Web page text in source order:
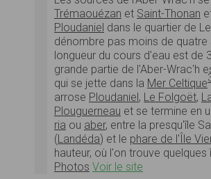
Trémaouézan et Saint-Thonan
Ploudaniel dans le quartier de
dénombre pas moins de quatre
longueur du cours d'eau est de
grande partie de l'Aber-Wrac'h
qui se jette dans la Mer Celtique
arrose Ploudaniel, Le Folgoët,
Plouguerneau et se termine en
ria ou aber, entre la presqu'île
(Landéda) et le phare de l'Île
hauteur, où l'on trouve quelques
Photos Voir le site